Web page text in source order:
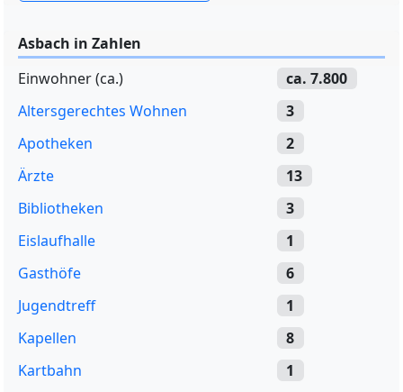
Asbach in Zahlen
Einwohner (ca.)
ca. 7.800
Altersgerechtes Wohnen
3
Apotheken
2
Ärzte
13
Bibliotheken
3
Eislaufhalle
1
Gasthöfe
6
Jugendtreff
1
Kapellen
8
Kartbahn
1